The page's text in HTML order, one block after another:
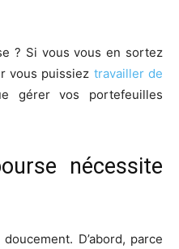
? Si vous vous en sortez
vous puissiez travailler de
gérer vos portefeuilles
nécessite
D’abord, parce